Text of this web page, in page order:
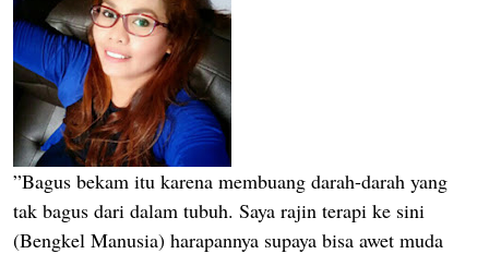
”Bagus bekam itu karena membuang darah-darah yang
tak bagus dari dalam tubuh. Saya rajin terapi ke sini
(Bengkel Manusia) harapannya supaya bisa awet muda